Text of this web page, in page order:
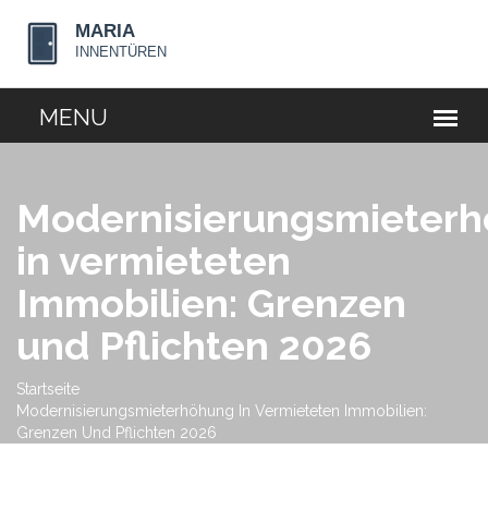
in vermieteten
Immobilien: Grenzen
und Pflichten 2026
Startseite
Modernisierungsmieterhöhung In Vermieteten Immobilien:
Grenzen Und Pflichten 2026